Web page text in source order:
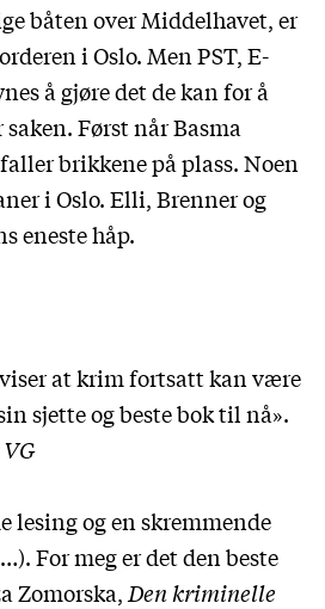
båten over Middelhavet, er
i Oslo. Men PST, E-
å gjøre det de kan for å
Først når Basma
brikkene på plass. Noen
i Oslo. Elli, Brenner og
eneste håp.
at krim fortsatt kan være
sjette og beste bok til nå».
VG
lesing og en skremmende
For meg er det den beste
Zomorska, Den kriminelle